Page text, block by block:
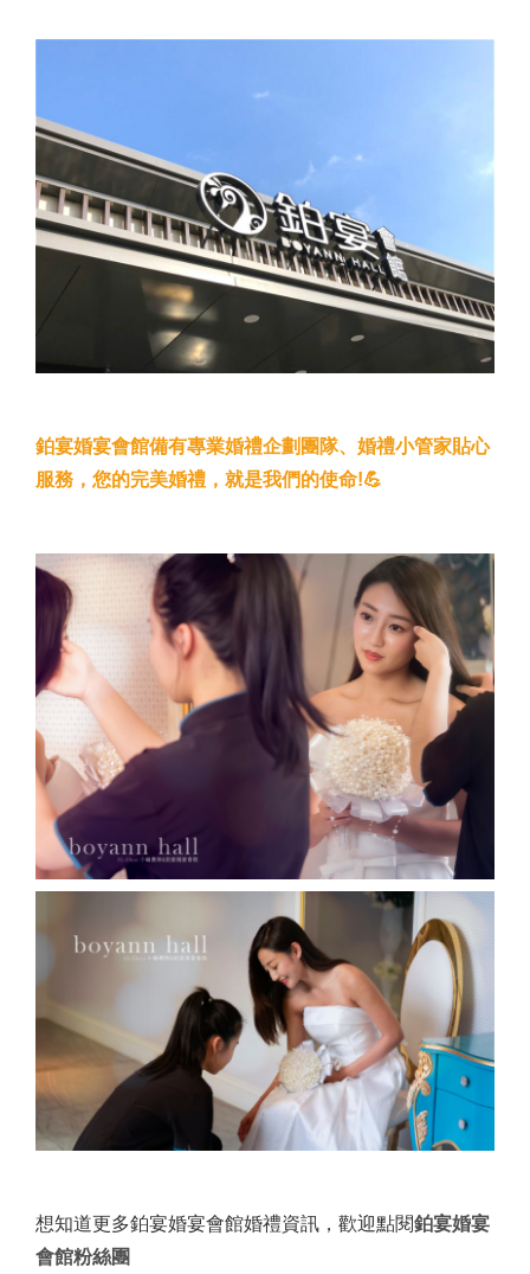
鉑宴婚宴會館備有專業婚禮企劃團隊、婚禮小管家貼心
服務，您的完美婚禮，就是我們的使命!💪
想知道更多鉑宴婚宴會館婚禮資訊，歡迎點閱鉑宴婚宴
會館粉絲團